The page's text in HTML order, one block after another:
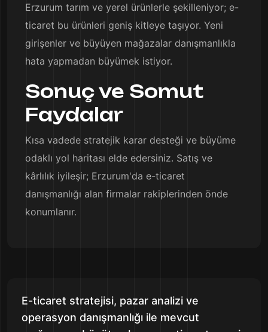
Erzurum tarım ve yerel ürünlerle şekilleniyor; e-
ticaret bu ürünleri geniş kitleye taşıyor. Yeni
girişenler ve büyüyen mağazalar danışmanlıkla
hata yapmadan büyümek istiyor.
Sonuç ve Somut
Faydalar
Kısa vadede stratejik karar desteği ve büyüme
odaklı yol haritası elde edersiniz. Satış ve
kârlılık iyileşir; Erzurum'da e-ticaret
danışmanlığı alan firmalar rakiplerinden önde
konumlanır.
E-ticaret stratejisi, pazar analizi ve
operasyon danışmanlığı ile mevcut